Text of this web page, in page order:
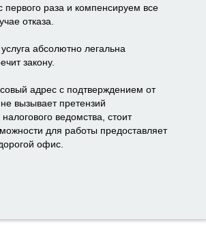
первого раза и компенсируем все
отказа.
абсолютно легальна
закону.
адрес с подтверждением от
вызывает претензий
ведомства, стоит
для работы предоставляет
офис.